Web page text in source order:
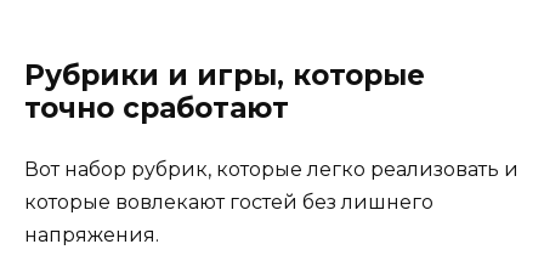
Рубрики и игры, которые
точно сработают
Вот набор рубрик, которые легко реализовать и
которые вовлекают гостей без лишнего
напряжения.